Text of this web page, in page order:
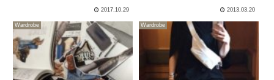
2017.10.29 2013.03.20
Wardrobe Wardrobe